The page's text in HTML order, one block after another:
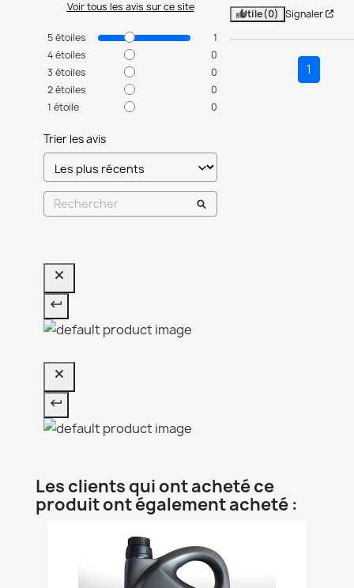
Voir tous les avis sur ce site
5étoiles
1
4étoiles
0
3 étoiles
0
2étoiles
0
1 étoile 0
Trier les avis
Utile(0) Signaler
1
Les clients qui ont acheté ce
produit ont également acheté :